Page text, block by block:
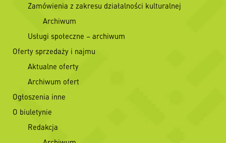
Zamówienia z zakresu działalności kulturalnej
Archiwum
Usługi społeczne – archiwum
Oferty sprzedaży i najmu
Aktualne oferty
Archiwum ofert
Ogłoszenia inne
O biuletynie
Redakcja